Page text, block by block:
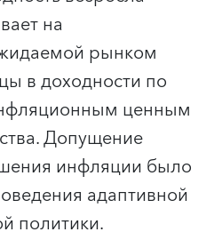
на
рынком
в доходности по
ценным
Допущение
инфляции было
адаптивной
политики.